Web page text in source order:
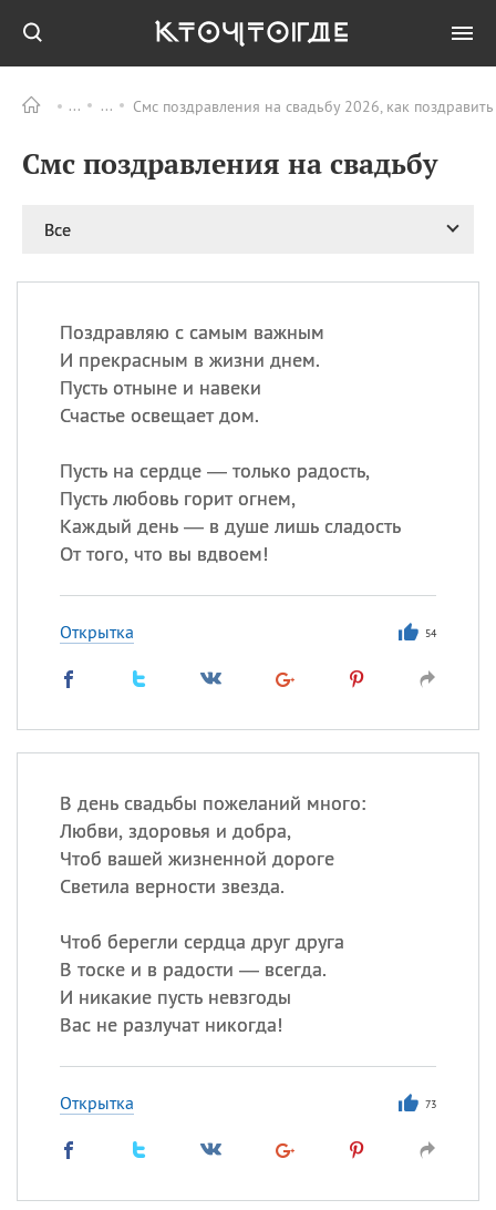
Смс поздравления на свадьбу 2026, как
Смс поздравления на свадьбу
Все
Поздравляю с самым важным
И прекрасным в жизни днем.
Пусть отныне и навеки
Счастье освещает дом.
Пусть на сердце — только радость,
Пусть любовь горит огнем,
Каждый день — в душе лишь сладость
От того, что вы вдвоем!
Открытка 54
В день свадьбы пожеланий много:
Любви, здоровья и добра,
Чтоб вашей жизненной дороге
Светила верности звезда.
Чтоб берегли сердца друг друга
В тоске и в радости — всегда.
И никакие пусть невзгоды
Вас не разлучат никогда!
Открытка 73
ПРАЗДНИКИ Все
06.08
Преображение
Господне у западных
Бориса и Глеба, во
Романа и Давида
07.08 День ассирийских
07.08
07.08 Годовщина битвы при
Бояка
ИМЕНА
Анатолий , Афанасий,Борис
Кристина
Посмотреть значение
происхождение